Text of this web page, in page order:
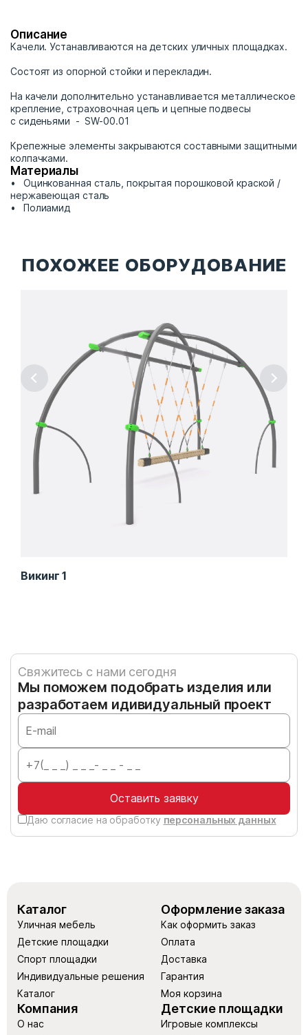
Описание
Качели. Устанавливаются на детских уличных площадках.
Состоят из опорной стойки и перекладин.
На качели дополнительно устанавливается металлическое
крепление, страховочная цепь и цепные подвесы
с сиденьями - SW-00.01
Крепежные элементы закрываются составными защитными
колпачками.
Материалы
Оцинкованная сталь, покрытая порошковой краской /
нержавеющая сталь
Полиамид
ПОХОЖЕЕ ОБОРУДОВАНИЕ
Викинг 1
Свяжитесь с нами сегодня
Мы поможем подобрать изделия или
разработаем идивидуальный проект
Оставить заявку
Даю согласие на обработку персональных данных
Каталог
Уличная мебель
Детские площадки
Спорт площадки
Индивидуальные решения
Каталог
Оформление заказа
Как оформить заказ
Оплата
Доставка
Гарантия
Моя корзина
Компания
О нас
Детские площадки
Игровые комплексы